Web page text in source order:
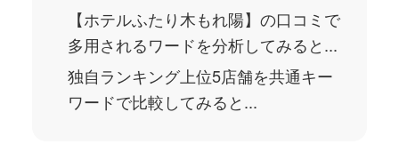
【ホテルふたり木もれ陽】の口コミで
多用されるワードを分析してみると...
独自ランキング上位5店舗を共通キー
ワードで比較してみると...